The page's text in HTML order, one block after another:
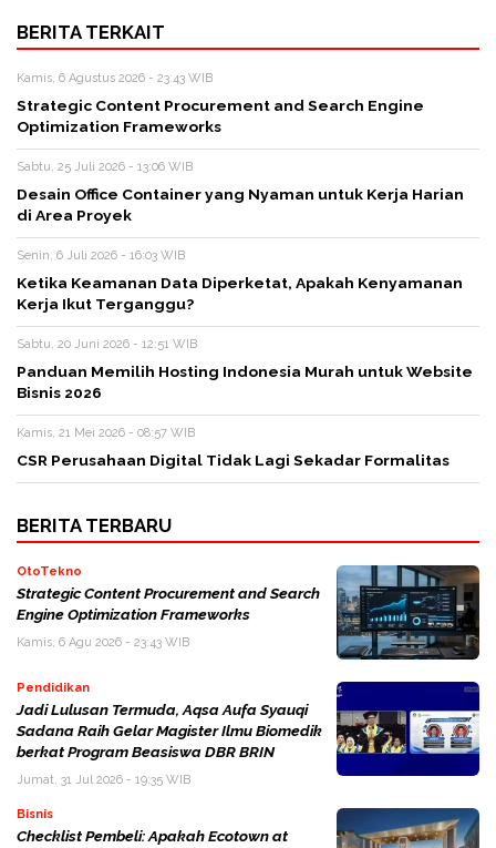
BERITA TERKAIT
Kamis, 6 Agustus 2026 - 23:43 WIB
Strategic Content Procurement and Search Engine
Optimization Frameworks
Sabtu, 25 Juli 2026 - 13:06 WIB
Desain Office Container yang Nyaman untuk Kerja Harian
di Area Proyek
Senin, 6 Juli 2026 - 16:03 WIB
Ketika Keamanan Data Diperketat, Apakah Kenyamanan
Kerja Ikut Terganggu?
Sabtu, 20 Juni 2026 - 12:51 WIB
Panduan Memilih Hosting Indonesia Murah untuk Website
Bisnis 2026
Kamis, 21 Mei 2026 - 08:57 WIB
CSR Perusahaan Digital Tidak Lagi Sekadar Formalitas
BERITA TERBARU
OtoTekno
Strategic Content Procurement and Search
Engine Optimization Frameworks
Kamis, 6 Agu 2026 - 23:43 WIB
Pendidikan
Jadi Lulusan Termuda, Aqsa Aufa Syauqi
Sadana Raih Gelar Magister Ilmu Biomedik
berkat Program Beasiswa DBR BRIN
Jumat, 31 Jul 2026 - 19:35 WIB
Bisnis
Checklist Pembeli: Apakah Ecotown at